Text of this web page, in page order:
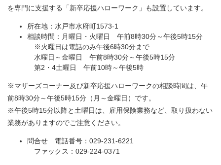
を専門に支援する「新卒応援ハローワーク」も設置しています。
所在地：水戸市水府町1573-1
相談時間：月曜日・火曜日 午前8時30分～午後5時15分
※火曜日は電話のみ午後6時30分まで
水曜日～金曜日 午前8時30分～午後5時15分
第2・4土曜日 午前10時～午後5時
※マザーズコーナー及び新卒応援ハローワークの相談時間は、午
前8時30分～午後5時15分（月～金曜日）です。
※午後5時15分以降と土曜日は、雇用保険業務など、取り扱わない
業務がありますのでご注意ください。
問合せ 電話番号：029-231-6221
ファックス：029-224-0371